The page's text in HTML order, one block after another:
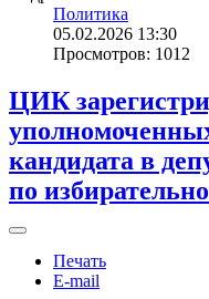
Политика
05.02.2026 13:30
Просмотров: 1012
ЦИК
кандидата в
по
Печать
E-mail